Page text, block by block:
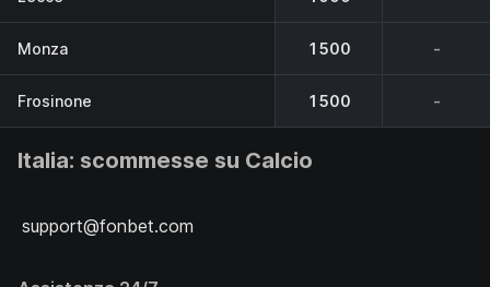
Monza 1500 -
Frosinone 1500 -
Italia: scommesse su Calcio
support@fonbet.com